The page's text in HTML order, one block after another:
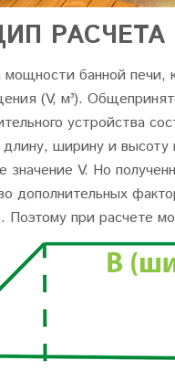
банной печи,
(V, м³).
устройства
ширину и
V. Но
дополнительных
Поэтому при расчете